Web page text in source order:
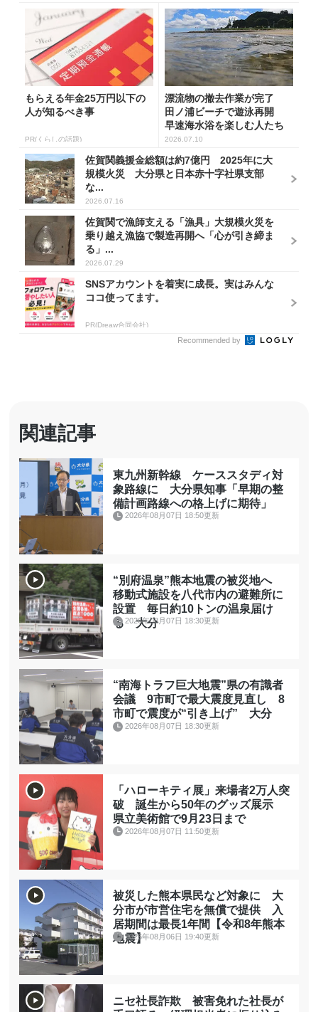
もらえる年金25万円以下の
人が知るべき事
PR(くらしの話題)
漂流物の撤去作業が完了
田ノ浦ビーチで遊泳再開
早速海水浴を楽しむ人たち
の姿 大...
2026.07.10
佐賀関義援金総額は約7億円 2025年に大
規模火災 大分県と日本赤十字社県支部
な...
2026.07.16
佐賀関で漁師支える「漁具」大規模火災を
乗り越え漁協で製造再開へ「心が引き締ま
る」...
2026.07.29
SNSアカウントを着実に成長。実はみんな
ココ使ってます。
PR(Dreaw合同会社)
Recommended by
関連記事
東九州新幹線 ケーススタディ対
象路線に 大分県知事「早期の整
備計画路線への格上げに期待」
2026年08月07日 18:50更新
“別府温泉”熊本地震の被災地へ
移動式施設を八代市内の避難所に
設置 毎日約10トンの温泉届け
る 大分
2026年08月07日 18:30更新
“南海トラフ巨大地震”県の有識者
会議 9市町で最大震度見直し 8
市町で震度が“引き上げ” 大分
2026年08月07日 18:30更新
「ハローキティ展」来場者2万人突
破 誕生から50年のグッズ展示
県立美術館で9月23日まで
2026年08月07日 11:50更新
被災した熊本県民など対象に 大
分市が市営住宅を無償で提供 入
居期間は最長1年間【令和8年熊本
地震】
2026年08月06日 19:40更新
ニセ社長詐欺 被害免れた社長が